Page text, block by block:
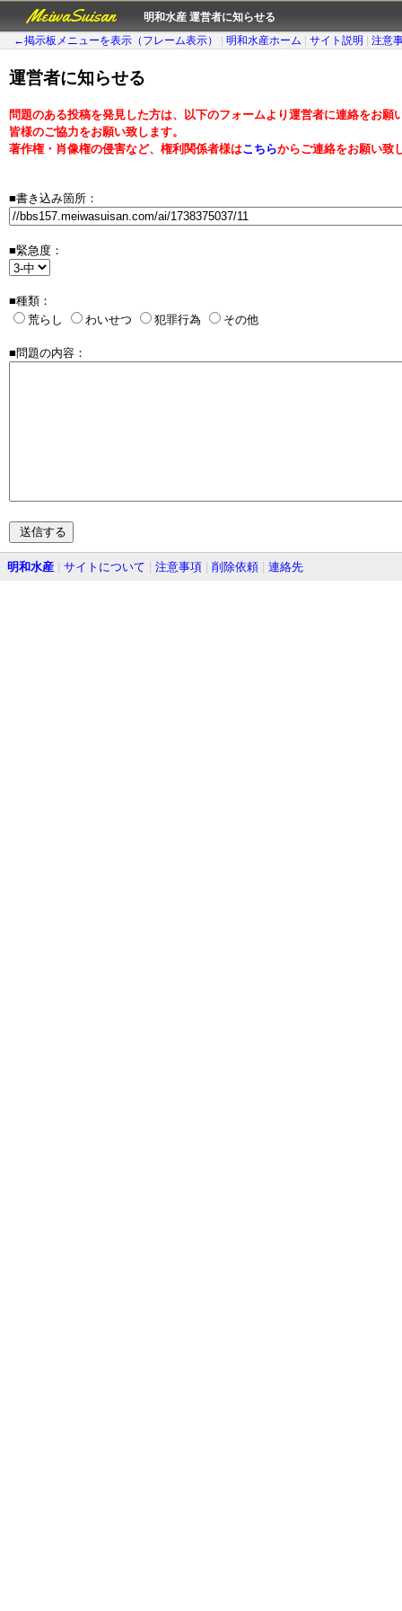
MeiwaSuisan
明和水産 運営者に知らせる
←掲示板メニューを表示（フレーム表示）
明和水産ホーム サイト説明 注意
運営者に知らせる
問題のある投稿を発見した方は、以下のフォームより運営者に連絡をお願
皆様のご協力をお願い致します。
著作権・肖像権の侵害など、権利関係者様はこちらからご連絡をお願い致
■書き込み箇所：
■緊急度：
■種類：
荒らし
わいせつ 犯罪行為 その他
■問題の内容：
明和水産 サイトについて 注意事項 削除依頼 連絡先